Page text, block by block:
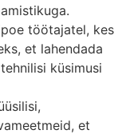
töötajatel, kes
et lahendada
küsimusi
et